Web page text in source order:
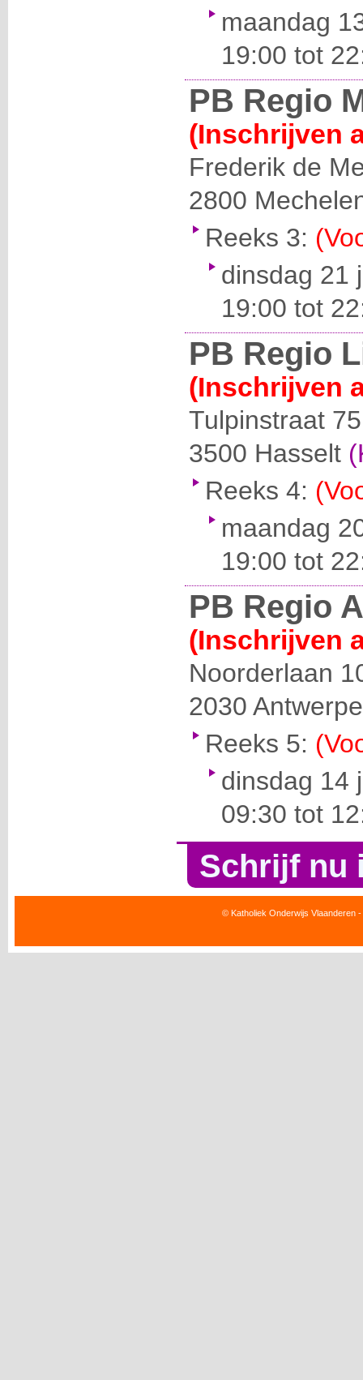
maandag
19:00 tot
PB Regio
(Inschrijven
Frederik de
2800
Reeks 3:
dinsdag 21
19:00 tot
PB Regio
(Inschrijven
Tulpinstraat 75
3500 Hasselt
Reeks 4:
maandag
19:00 tot
PB Regio
(Inschrijven
Noorderlaan
2030
Reeks 5:
dinsdag 14
09:30 tot
Schrijf nu
© Katholiek Onderwijs Vlaanderen